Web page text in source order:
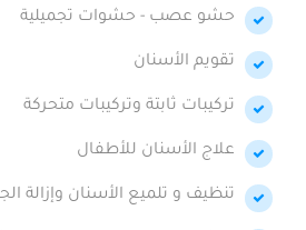
حشو عصب - حشوات تجميلية
تقويم الأسنان
تركيبات ثابتة وتركيبات متحركة
علاج الأسنان للأطفال
تنظيف و تلميع الأسنان وإزالة